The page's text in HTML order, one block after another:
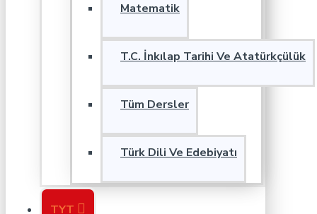
Matematik
T.C. İnkılap Tarihi Ve Atatürkçülük
Tüm Dersler
Türk Dili Ve Edebiyatı
TYT